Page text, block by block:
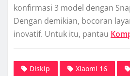
konfirmasi 3 model dengan
Dengan demikian, bocoran
inovatif. Untuk itu, pantau
Diskip Xiaomi 16